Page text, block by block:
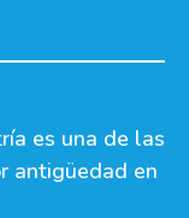
es una de las
antigüedad en